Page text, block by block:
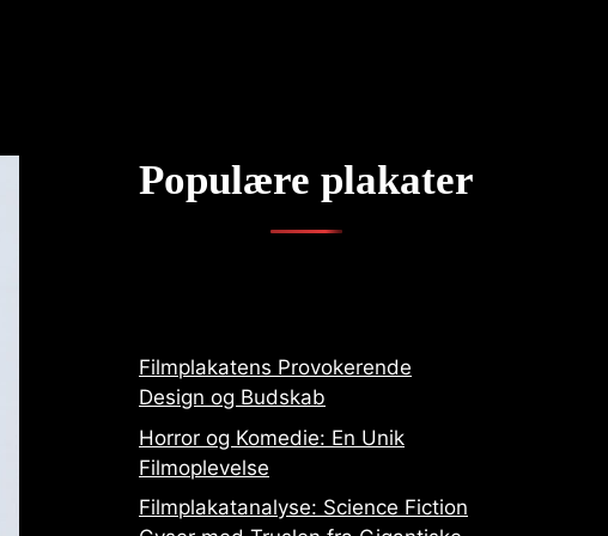
Populære plakater
Filmplakatens Provokerende
Design og Budskab
Horror og Komedie: En Unik
Filmoplevelse
Filmplakatanalyse: Science Fiction